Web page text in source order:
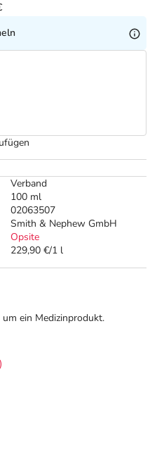
Verband
100 ml
02063507
Smith & Nephew GmbH
Opsite
229,90 €/1 l
ein Medizinprodukt.